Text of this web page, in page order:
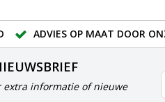
ADVIES OP MAAT DOOR
extra informatie of nieuwe